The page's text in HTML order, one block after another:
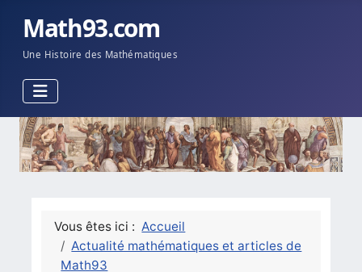
Math93.com
Une Histoire des Mathématiques
Vous êtes ici : Accueil
Actualité mathématiques et articles de
Math93